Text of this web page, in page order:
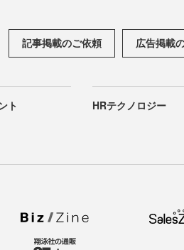
記事掲載のご依頼 広告掲載
ト HRテクノロジー